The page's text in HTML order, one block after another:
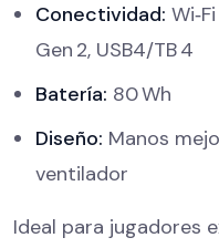
Conectividad:
Gen 2, USB4/TB 4
Batería: 80 Wh
Diseño: Manos
ventilador
Ideal para jugadores